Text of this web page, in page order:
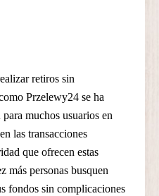
retiros sin
Przelewy24 se ha
muchos usuarios en
las transacciones
que ofrecen estas
más personas busquen
fondos sin complicaciones